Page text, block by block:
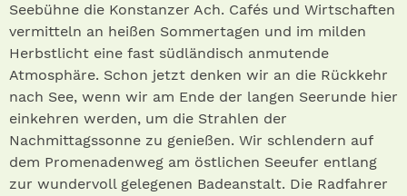
Seebühne die Konstanzer Ach. Cafés und Wirtschaften
vermitteln an heißen Sommertagen und im milden
Herbstlicht eine fast südländisch anmutende
Atmosphäre. Schon jetzt denken wir an die Rückkehr
nach See, wenn wir am Ende der langen Seerunde hier
einkehren werden, um die Strahlen der
Nachmittagssonne zu genießen. Wir schlendern auf
dem Promenadenweg am östlichen Seeufer entlang
zur wundervoll gelegenen Badeanstalt. Die Radfahrer